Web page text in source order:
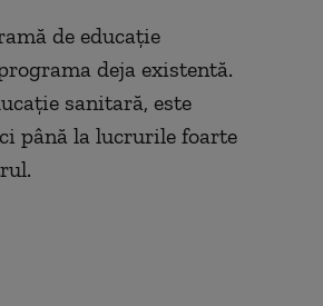
de educaţie
deja existentă.
sanitară, este
până la lucrurile foarte